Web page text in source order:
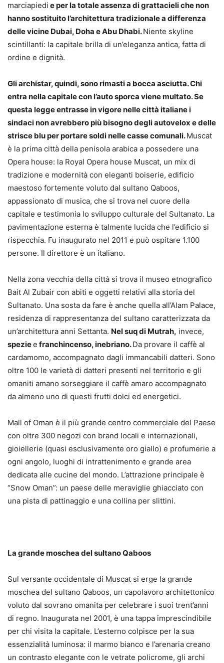
marciapiedi e per la totale assenza di grattacieli che non
hanno sostituito l’architettura tradizionale a differenza
delle vicine Dubai, Doha e Abu Dhabi.Niente skyline
scintillanti: la capitale brilla di un’eleganza antica, fatta di
ordine e dignità.
Gli archistar, quindi, sono rimasti a bocca asciutta. Chi
entra nella capitale con l’auto sporca viene multato. Se
questa legge entrasse in vigore nelle città italiane i
sindaci non avrebbero più bisogno degli autovelox e delle
strisce blu per portare soldi nelle casse comunali.Muscat
è la prima città della penisola arabica a possedere una
Opera house: la Royal Opera house Muscat, un mix di
tradizione e modernità con eleganti boiserie, edificio
maestoso fortemente voluto dal sultano Qaboos,
appassionato di musica, che si trova nel cuore della
capitale e testimonia lo sviluppo culturale del Sultanato. La
pavimentazione esterna è talmente lucida che l’edificio si
rispecchia. Fu inaugurato nel 2011 e può ospitare 1.100
persone. Il direttore è un italiano.
Nella zona vecchia della città si trova il museo etnografico
Bait Al Zubair con abiti e oggetti relativi alla storia del
Sultanato. Una sosta da fare è anche quella all’Alam Palace,
residenza di rappresentanza del sultano caratterizzata da
un’architettura anni Settanta. Nel suq di Mutrah, invece,
speziee franchincenso, inebriano.Da provare il caffè al
cardamomo, accompagnato dagli immancabili datteri. Sono
oltre 100 le varietà di datteri presenti nel territorio e gli
omaniti amano sorseggiare il caffè amaro accompagnato
da almeno uno di questi frutti dolci ed energetici.
Mall of Oman è il più grande centro commerciale del Paese
con oltre 300 negozi con brand locali e internazionali,
gioiellerie (quasi esclusivamente oro giallo) e profumerie a
ogni angolo, luoghi di intrattenimento e grande area
dedicata alle cucine del mondo. L’attrazione principale è
“Snow Oman”: un paese delle meraviglie ghiacciato con
una pista di pattinaggio e una collina per slittini.
La grande moschea del sultano Qaboos
Sul versante occidentale di Muscat si erge la grande
moschea del sultano Qaboos, un capolavoro architettonico
voluto dal sovrano omanita per celebrare i suoi trent’anni
di regno. Inaugurata nel 2001, è una tappa imprescindibile
per chi visita la capitale. L’esterno colpisce per la sua
essenzialità luminosa: il marmo bianco e l’arenaria creano
un contrasto elegante con le vetrate policrome, gli archi